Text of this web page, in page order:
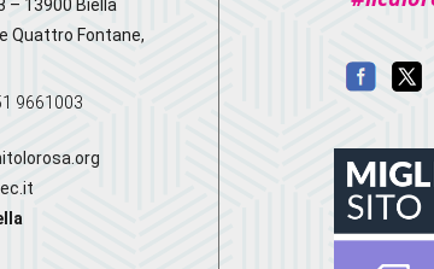
– 13900 Biella
Quattro Fontane,
9661003